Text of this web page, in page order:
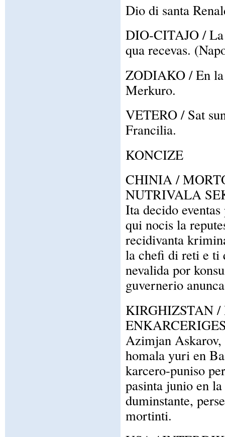
Dio di santa
DIO-CITAJO / La
qua recevas.
ZODIAKO / En la
Merkuro.
VETERO / Sat
Francilia.
KONCIZE
CHINIA /
NUTRIVALA
Ita decido
qui nocis la
recidivanta
la chefi di reti e ti
nevalida por
guvernerio
KIRGHIZSTAN
Azimjan
homala yuri en
karcero-puniso
pasinta junio en
duminstante,
mortinti.